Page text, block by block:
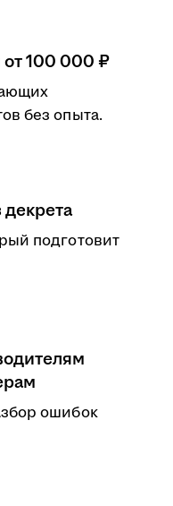
100 000 ₽
без опыта.
подготовит
ошибок